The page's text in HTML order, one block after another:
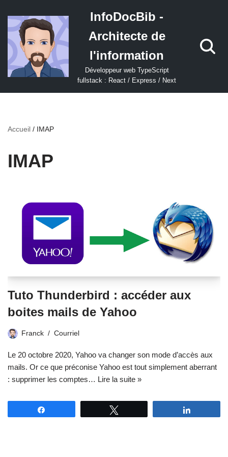
Aller
au
contenu
InfoDocBib -
Architecte de
l'information
Développeur web TypeScript
fullstack : React / Express / Next
Accueil / IMAP
IMAP
Tuto Thunderbird : accéder aux
boites mails de Yahoo
Franck Courriel
Le 20 octobre 2020, Yahoo va changer son mode d’accès aux
mails. Or ce que préconise Yahoo est tout simplement aberrant
: supprimer les comptes… Lire la suite »